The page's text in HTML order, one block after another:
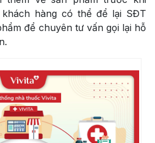
hàng có thể để lại SĐT
để chuyên tư vấn gọi lại hỗ